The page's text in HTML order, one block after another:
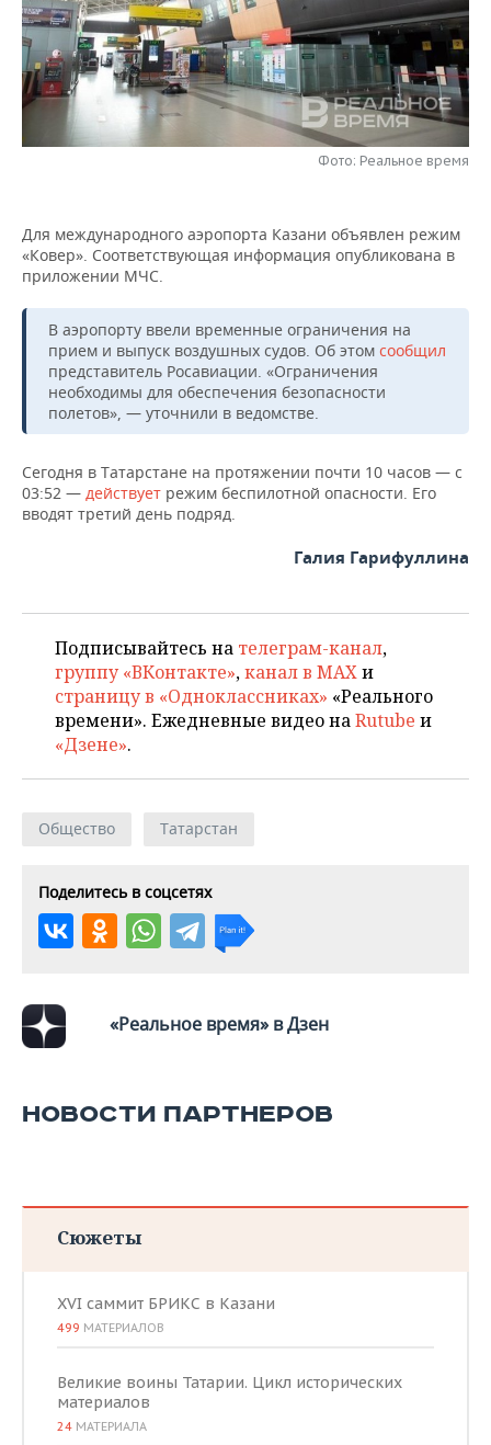
НЕФТЕХИМИЯ
НЕФТЬ
ОПК
РОЗНИЧНАЯ ТОРГОВЛЯ
ТРАНСПОРТ
УСЛУГИ
НОВОСТИ ТЕХНОЛОГИЙ
IT
МЕДИА
МЕРОПРИЯТИЯ
НОВОСТИ МЕРОПРИЯТИЙ
ВЫЕЗДНАЯ РЕДАКЦИЯ
ONLINE-КОНФЕРЕНЦИИ
СПОРТ
НОВОСТИ СПОРТА
ХОККЕЙ
ВОЛЕЙБОЛ
КИБЕРСПОРТ
ВОДНЫЕ ВИДЫ СПОРТА
ОБЩЕСТВО
ВЛАСТЬ
ИСТОРИЯ
КУЛЬТУРА
ОБРАЗОВАНИЕ
СЮЖЕТЫ
СПИСОК ПЕРСОН
СПИСОК КОМПАНИЙ
ПОЛНАЯ ВЕРСИЯ
Фото: Реальное время
Для международного аэропорта Казани объявлен режим
«Ковер». Соответствующая информация опубликована в
приложении МЧС.
В аэропорту ввели временные ограничения на
прием и выпуск воздушных судов. Об этом сообщил
представитель Росавиации. «Ограничения
необходимы для обеспечения безопасности
полетов», — уточнили в ведомстве.
Сегодня в Татарстане на протяжении почти 10 часов — с
03:52 — действует режим беспилотной опасности. Его
вводят третий день подряд.
Галия Гарифуллина
Подписывайтесь на телеграм-канал,
группу «ВКонтакте»,канал в MAXи
страницу в «Одноклассниках» «Реального
времени». Ежедневные видео наRutube и
«Дзене».
Общество Татарстан
Поделитесь в соцсетях
«Реальное время» в Дзен
НОВОСТИ ПАРТНЕРОВ
Сюжеты
XVI саммит БРИКС в Казани
499 МАТЕРИАЛОВ
Великие воины Татарии. Цикл исторических
материалов
24 МАТЕРИАЛА